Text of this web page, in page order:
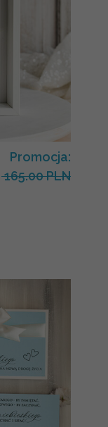
Promocja:
165.00 PLN